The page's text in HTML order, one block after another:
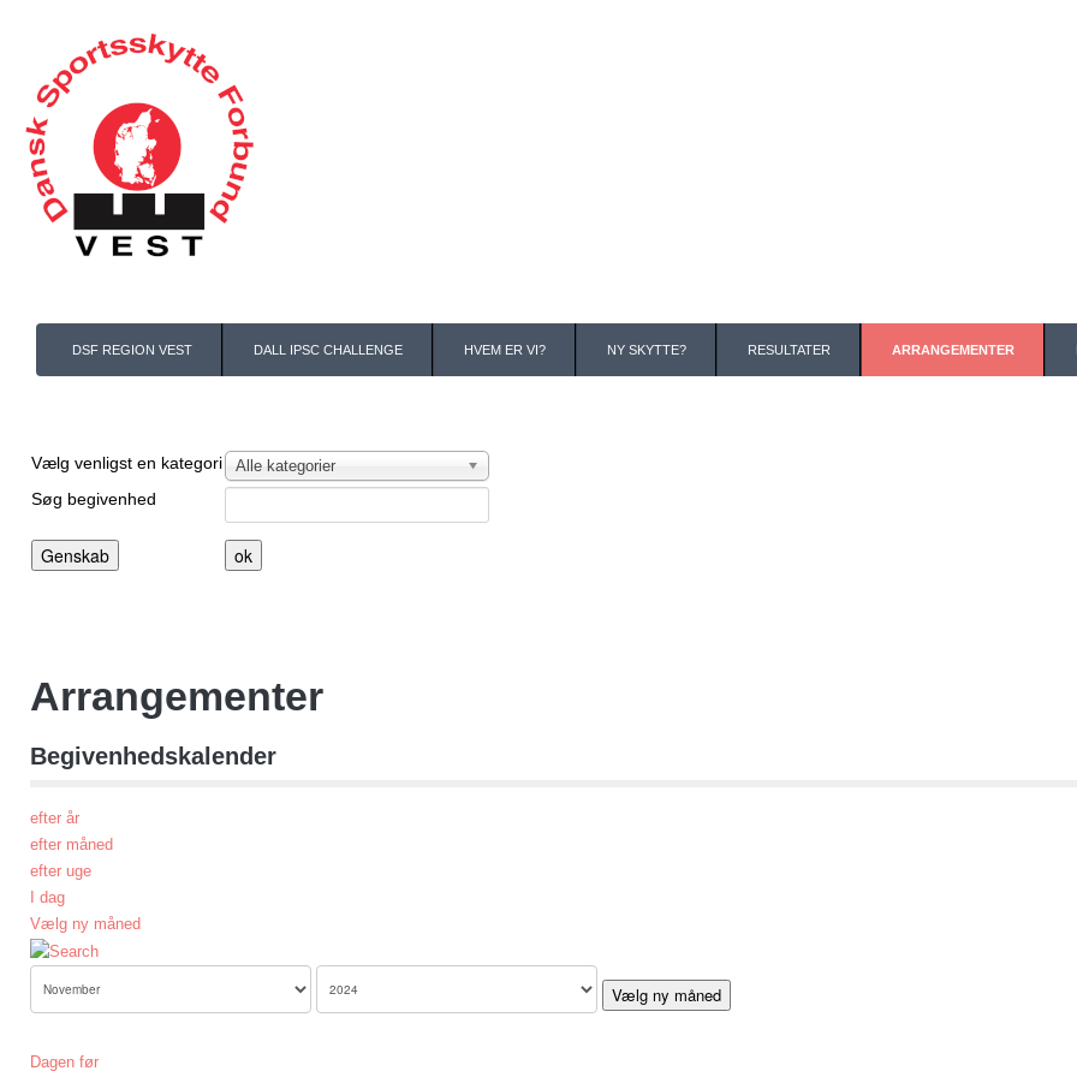
DSF REGION VEST DALL IPSC CHALLENGE HVEM ER VI? NY SKYTTE? RESULTATER ARRANGEMENTER
Vælg venligst en kategoriFiltrér liste efter denne kategory
Alle kategorier
Søg begivenhed
Arrangementer
Begivenhedskalender
efter år
efter måned
efter uge
I dag
Vælg ny måned
Vælg ny måned
Dagen før